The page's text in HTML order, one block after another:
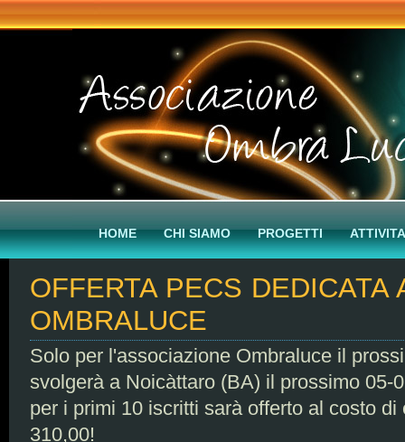
HOME CHI SIAMO PROGETTI
OFFERTA PECS DEDICATA
OMBRALUCE
Solo per l'associazione Ombraluce il
svolgerà a Noicàttaro (BA) il prossimo 05-
per i primi 10 iscritti sarà offerto al costo
310,00!